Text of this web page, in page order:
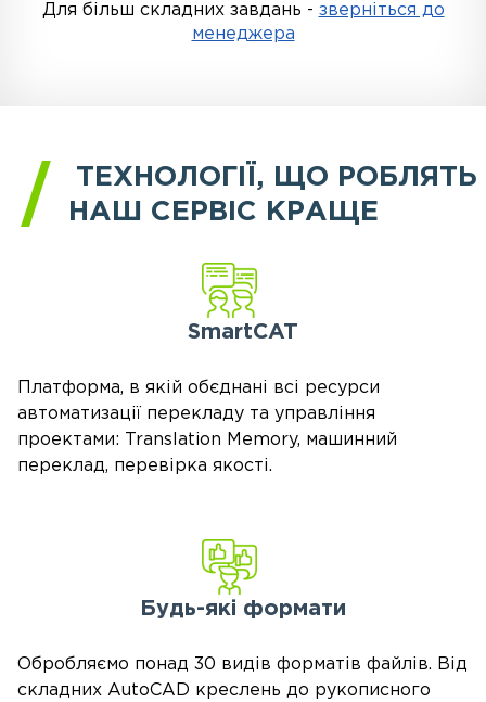
Для більш складних завдань - зверніться до
менеджера
ТЕХНОЛОГІЇ, ЩО РОБЛЯТЬ
НАШ СЕРВІС КРАЩЕ
SmartCAT
Платформа, в якій обєднані всі ресурси
автоматизації перекладу та управління
проектами: Translation Memory, машинний
переклад, перевірка якості.
Будь-які формати
Обробляємо понад 30 видів форматів файлів. Від
складних AutoCAD креслень до рукописного